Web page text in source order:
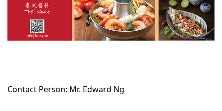
Contact Person: Mr. Edward Ng